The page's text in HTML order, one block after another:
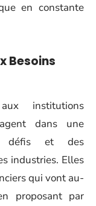
en constante
Besoins
institutions
dans une
défis et des
industries. Elles
qui vont au-
proposant par